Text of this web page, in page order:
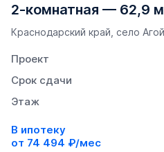
2-комнатная — 62,9
Краснодарский край, село
Проект
Срок сдачи
Этаж
В ипотеку
от 74 494 ₽/мес